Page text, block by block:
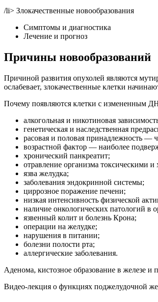
/li> Злокачественные новообразования
Симптомы и диагностика
Лечение и прогноз
Причины новообразований
Причиной развития опухолей являются
ослабевает, злокачественные клетки
Почему появляются клетки с измененным
алкогольная и никотиновая
генетическая и наследственная
расовая и половая принадлежность —
возрастной фактор — наиболее
хронический панкреатит;
отравление организма токсическими
язва желудка;
заболевания эндокринной системы;
циррозное поражение печени;
низкая интенсивность физической
наличие онкологических патологий в
язвенный колит и болезнь Крона;
операции на желудке;
нарушения в питании;
болезни полости рта;
аллергические заболевания.
Аденома, кистозное образование в железе
Видео-лекция о функциях поджелудочной